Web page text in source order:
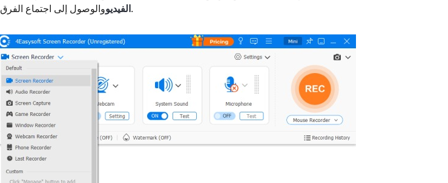
الفيديو والوصول إلى اجتماع الفرق.